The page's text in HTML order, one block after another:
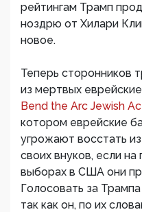
рейтингам Трамп
ноздрю от Хилари
новое.
Теперь сторонников
из мертвых
Bend the Arc Jewish
котором еврейские
угрожают восстать
своих внуков, если
выборах в США они
Голосовать за
так как он, по их